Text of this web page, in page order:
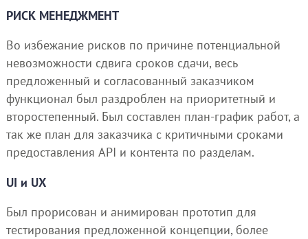
РИСК МЕНЕДЖМЕНТ
Во избежание рисков по причине потенциальной
невозможности сдвига сроков сдачи, весь
предложенный и согласованный заказчиком
функционал был раздроблен на приоритетный и
второстепенный. Был составлен план-график работ, а
так же план для заказчика с критичными сроками
предоставления API и контента по разделам.
UI и UX
Был прорисован и анимирован прототип для
тестирования предложенной концепции, более